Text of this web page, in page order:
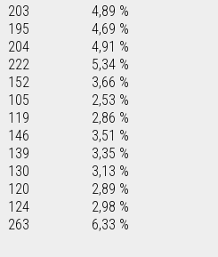
203
4,89 %
195
4,69 %
204
4,91 %
222
5,34 %
152
3,66 %
105
2,53 %
119
2,86 %
146
3,51 %
139
3,35 %
130
3,13 %
120
2,89 %
124
2,98 %
263 6,33 %